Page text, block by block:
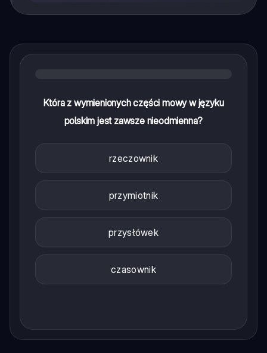
Która z wymienionych części mowy w języku
polskim jest zawsze nieodmienna?
rzeczownik
przymiotnik
przysłówek
czasownik